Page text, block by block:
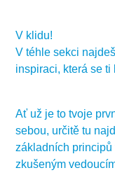
V klidu!
V téhle sekci
inspiraci, která se
Ať už je to tvoje
sebou, určitě tu
základních principů
zkušeným